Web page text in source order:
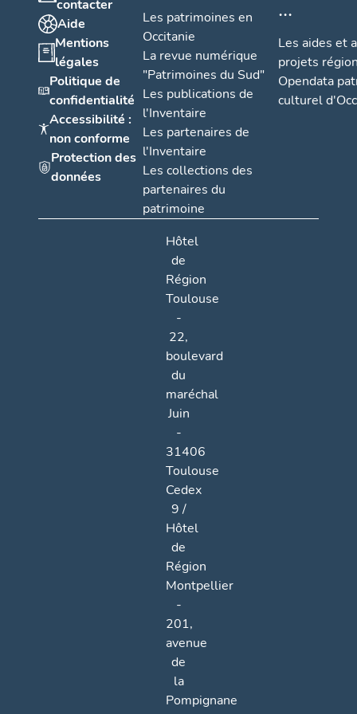
contacter
Aide
Mentions
légales
Politique de
confidentialité
Accessibilité :
non conforme
Protection des
données
Les patrimoines en
Occitanie
La revue numérique
"Patrimoines du Sud"
Les publications de
l'Inventaire
Les partenaires de
l'Inventaire
Les collections des
partenaires du
patrimoine
...
Les aides et
projets
Opendata
culturel
Hôtel
de
Région
Toulouse
-
22,
boulevard
du
maréchal
Juin
-
31406
Toulouse
Cedex
9 /
Hôtel
de
Région
Montpellier
-
201,
avenue
de
la
Pompignane